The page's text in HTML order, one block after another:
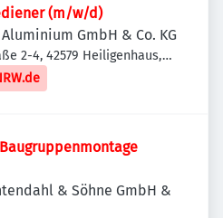
(m/w/d)
GmbH & Co. KG
2-4, 42579 Heiligenhaus,
& Söhne GmbH &